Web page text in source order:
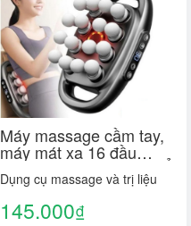
Máy massage cầm tay,
máy mát xa 16 đầu
massage toàn thân , CỔ
VAI GÁY giúp giảm nhức
mỏi cơ BH 12TH
Dụng cụ massage và trị liệu
145.000₫